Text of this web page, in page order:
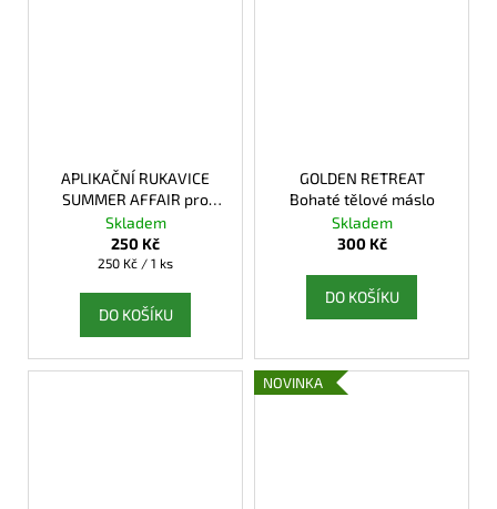
APLIKAČNÍ RUKAVICE
SUMMER AFFAIR pro
samoopalovací pěnu &
lotion
Skladem
250 Kč
Měrná
250 Kč / 1 ks
DO KOŠÍKU
GOLDEN RETREAT
Bohaté tělové máslo
Skladem
300 Kč
DO KOŠÍKU
NOVINKA